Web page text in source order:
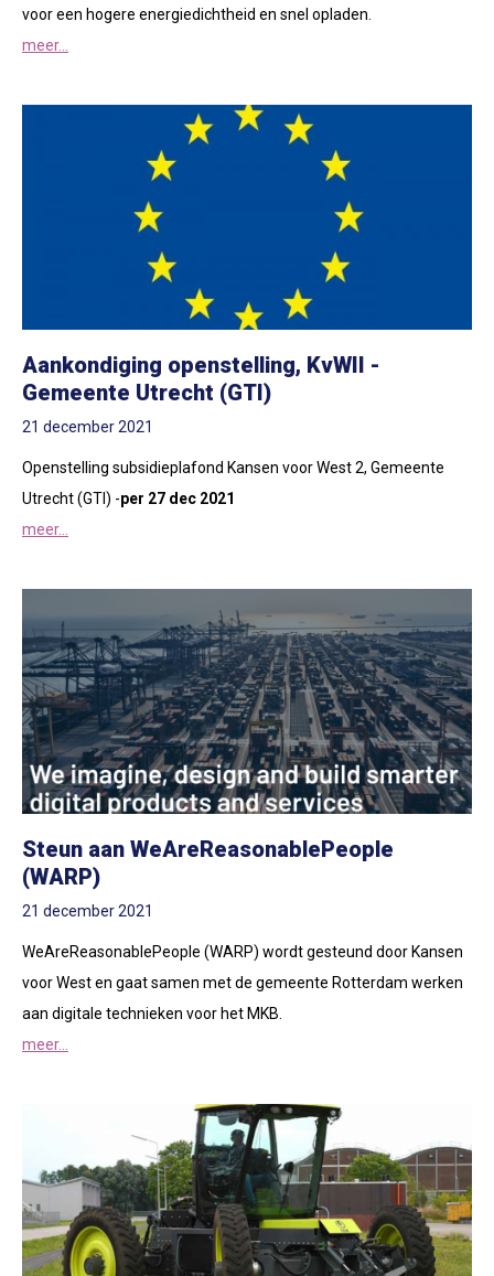
voor een hogere energiedichtheid en snel opladen.
meer...
Aankondiging openstelling, KvWII -
Gemeente Utrecht (GTI)
21 december 2021
Openstelling subsidieplafond Kansen voor West 2, Gemeente
Utrecht (GTI) -per 27 dec 2021
meer...
Steun aan WeAreReasonablePeople
(WARP)
21 december 2021
WeAreReasonablePeople (WARP) wordt gesteund door Kansen
voor West en gaat samen met de gemeente Rotterdam werken
aan digitale technieken voor het MKB.
meer...